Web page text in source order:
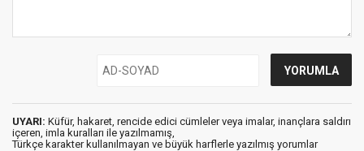
UYARI: Küfür, hakaret, rencide edici cümleler veya imalar, inançlara saldırı
içeren, imla kuralları ile yazılmamış,
Türkçe karakter kullanılmayan ve büyük harflerle yazılmış yorumlar